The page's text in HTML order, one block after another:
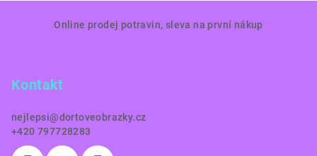
Online prodej potravin, sleva na první nákup
Kontakt
nejlepsi@dortoveobrazky.cz
+420 797728283